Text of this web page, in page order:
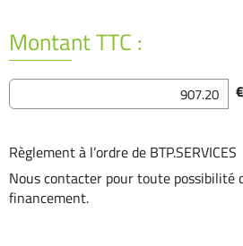
Montant TTC :
€
Règlement à l’ordre de BTP.SERVICES
Nous contacter pour toute possibilité
financement.